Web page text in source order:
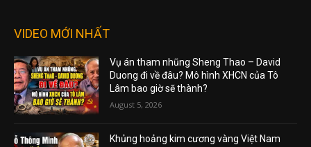
VIDEO MỚI NHẤT
Vụ án tham nhũng Sheng Thao – David
Duong đi về đâu? Mô hình XHCN của Tô
Lâm bao giờ sẽ thành?
August 5, 2026
Khủng hoảng kim cương vàng Việt Nam